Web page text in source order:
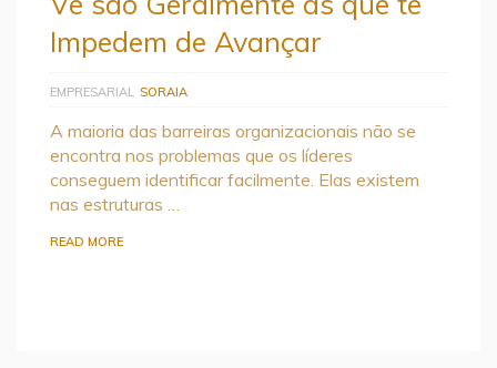
Impedem de Avançar
EMPRESARIAL SORAIA
A maioria das barreiras organizacionais não se
encontra nos problemas que os líderes
conseguem identificar facilmente. Elas existem
nas estruturas …
READ MORE